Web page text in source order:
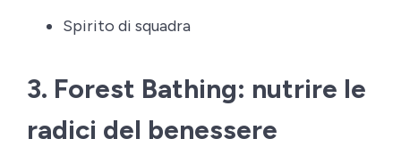
Spirito di squadra
3. Forest Bathing: nutrire le
radici del benessere